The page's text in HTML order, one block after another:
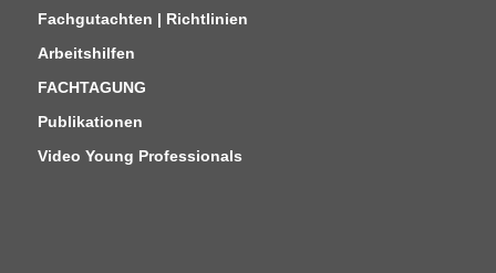
Fachgutachten | Richtlinien
Arbeitshilfen
FACHTAGUNG
Publikationen
Video Young Professionals